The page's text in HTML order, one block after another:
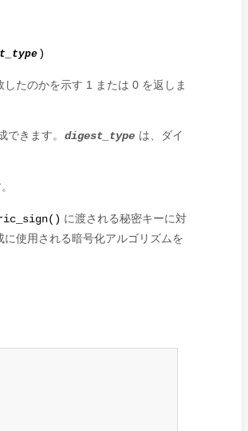
)
たのかを示す 1 または 0 を返しま
できます。 digest_type は、ダイ
に渡される秘密キーに対
に使用される暗号化アルゴリズムを